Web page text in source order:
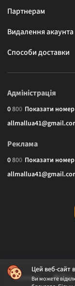
Цей веб-сайт
Ви можете
Партнерам
Видалення акаунта
Способи доставки
Адміністрація
0800 Показати номер
Реклама
0800 Показати номер